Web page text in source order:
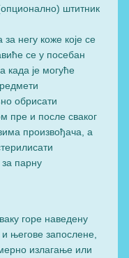
штитник
негу коже које се
се у посебан
када је могуће
обрисати
пре и после сваког
произвођача, а
парну
горе наведену
његове запослене,
излагање или